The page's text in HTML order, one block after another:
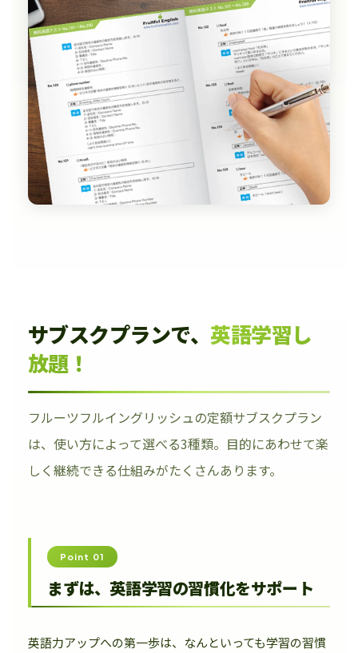
サブスクプランで、 英語学習し
放題！
フルーツフルイングリッシュの定額サブスクプラン
は、使い方によって選べる3種類。目的にあわせて楽
しく継続できる仕組みがたくさんあります。
Point 01
まずは、英語学習の習慣化をサポート
英語力アップへの第一歩は、なんといっても学習の習慣